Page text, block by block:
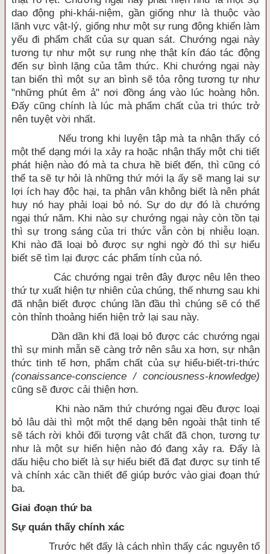
dao động phi-khái-niệm, gần giống như là thuộc vào
lãnh vực vật-lý, giống như một sự rung động khiến làm
yếu đi phẩm chất của sự quan sát. Chướng ngại này
tương tự như một sự rung nhẹ thật kín đáo tác động
đến sự bình lặng của tâm thức. Khi chướng ngại này
tan biến thì một sự an bình sẽ tỏa rộng tương tự như
"những phút êm ả" nơi đồng áng vào lúc hoàng hôn.
Đấy cũng chính là lúc mà phẩm chất của tri thức trở
nên tuyệt vời nhất.
Nếu trong khi luyện tập mà ta nhận thấy có
một thể dạng mới lạ xảy ra hoặc nhận thấy một chi tiết
phát hiện nào đó mà ta chưa hề biết đến, thì cũng có
thể ta sẽ tự hỏi là những thứ mới lạ ấy sẽ mang lại sự
lợi ích hay độc hại, ta phân vân không biết là nên phát
huy nó hay phải loại bỏ nó. Sự do dự đó là chướng
ngại thứ năm. Khi nào sự chướng ngại này còn tồn tại
thì sự trong sáng của tri thức vẫn còn bị nhiễu loạn.
Khi nào đã loại bỏ được sự nghi ngờ đó thì sự hiểu
biết sẽ tìm lại được các phẩm tính của nó.
Các chướng ngại trên đây được nêu lên theo
thứ tự xuất hiện tự nhiên của chúng, thế nhưng sau khi
đã nhận biết được chúng lần đầu thì chúng sẽ có thể
còn thỉnh thoảng hiển hiện trở lại sau này.
Dần dần khi đã loại bỏ được các chướng ngại
thì sự minh mẫn sẽ càng trở nên sâu xa hơn, sự nhận
thức tinh tế hơn, phẩm chất của sự hiểu-biết-tri-thức
(conaissance-conscience / conciousness-knowledge)
cũng sẽ được cải thiện hơn.
Khi nào năm thứ chướng ngại đều được loại
bỏ lâu dài thì một một thể dạng bên ngoài thật tinh tế
sẽ tách rời khỏi đối tượng vật chất đã chọn, tương tự
như là một sự hiển hiện nào đó đang xảy ra. Đấy là
dấu hiệu cho biết là sự hiểu biết đã đạt được sự tinh tế
và chính xác cần thiết để giúp bước vào giai đoạn thứ
ba.
Giai đoạn thứ ba
Sự quán thấy chính xác
Trước hết đấy là cách nhìn thấy các nguyên tố